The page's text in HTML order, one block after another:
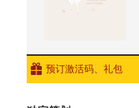
预订激活码、礼包